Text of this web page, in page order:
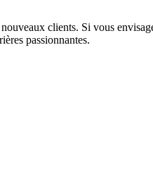
clients. Si vous
passionnantes.